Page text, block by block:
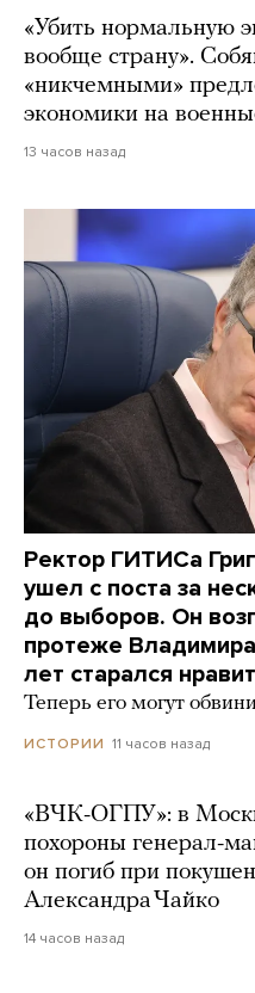
«Убить нормальную
вообще страну».
«никчемными»
экономики на
13 часов назад
Ректор ГИТИСа
ушел с поста за
до выборов. Он
протеже
лет старался
Теперь его могут
ИСТОРИИ 11 часов назад
«ВЧК-ОГПУ»: в
похороны генерал-
он погиб при
Александра Чайко
14 часов назад